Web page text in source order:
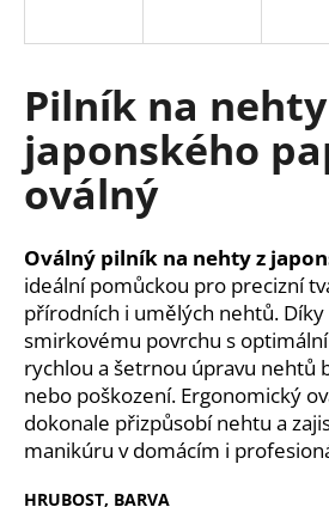
Pilník na
japonského
oválný
Oválný pilník na nehty z
ideální pomůckou pro precizní
přírodních i umělých nehtů.
smirkovému povrchu s
rychlou a šetrnou úpravu nehtů
nebo poškození. Ergonomický
dokonale přizpůsobí nehtu a
manikúru v domácím i
HRUBOST, BARVA
í
t
?
D
o
p
o
r